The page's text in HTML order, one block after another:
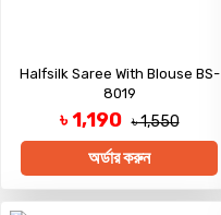
Halfsilk Saree With Blouse BS-
8019
৳ 1,190 ৳ 1,550
অর্ডার করুন